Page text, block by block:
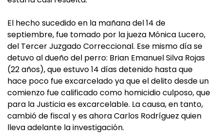
El hecho sucedido en la mañana del 14 de
septiembre, fue tomado por la jueza Mónica Lucero,
del Tercer Juzgado Correccional. Ese mismo día se
detuvo al dueño del perro: Brian Emanuel Silva Rojas
(22 años), que estuvo 14 días detenido hasta que
hace poco fue excarcelado ya que el delito desde un
comienzo fue calificado como homicidio culposo, que
para la Justicia es excarcelable. La causa, en tanto,
cambió de fiscal y es ahora Carlos Rodríguez quien
lleva adelante la investigación.